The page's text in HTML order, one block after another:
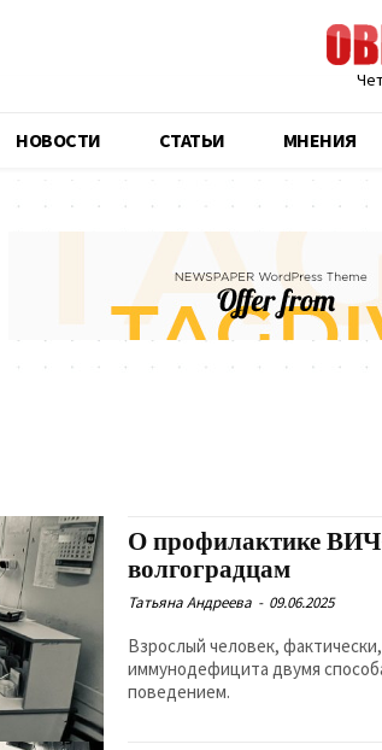
НОВОСТИ CТАТЬИ МНЕНИЯ
О профилактике
волгоградцам
Татьяна Андреева - 09.06.2025
Взрослый человек,
иммунодефицита двумя
поведением.